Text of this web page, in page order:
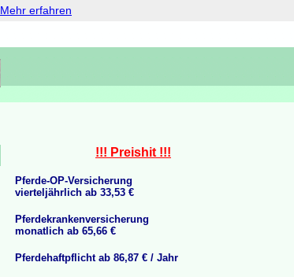
Mehr erfahren
!!! Preishit !!!
Pferde-OP-Versicherung
vierteljährlich ab 33,53 €
Pferdekrankenversicherung
monatlich ab 65,66 €
Pferdehaftpflicht ab 86,87 € / Jahr